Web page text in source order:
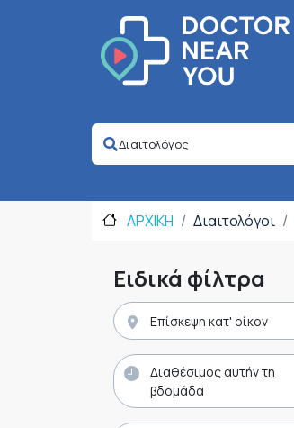
ΑΡΧΙΚΗ Διαιτολόγοι
Ειδικά φίλτρα
Επίσκεψη κατ' οίκον
Διαθέσιμος αυτήν τη
βδομάδα